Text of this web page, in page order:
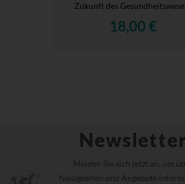
Zukunft des
18,00 €
Newsletter
Melden Sie sich jetzt an, um
Neuigkeiten und Angebote